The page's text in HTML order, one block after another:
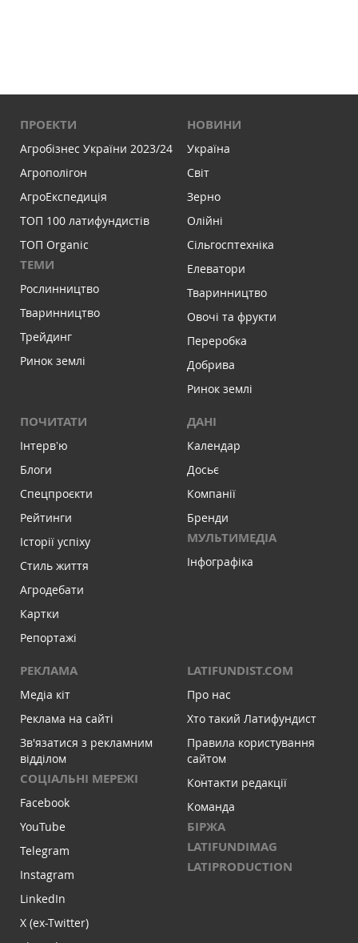
ПРОЕКТИ
Агробізнес України 2023/24
Агрополігон
АгроЕкспедиція
ТОП 100 латифундистів
ТОП Organic
ТЕМИ
Рослинництво
Тваринництво
Трейдинг
Ринок землі
НОВИНИ
Україна
Світ
Зерно
Олійні
Сільгосптехніка
Елеватори
Тваринництво
Овочі та фрукти
Переробка
Добрива
Ринок землі
ПОЧИТАТИ
Інтервʼю
Блоги
Спецпроєкти
Рейтинги
Історії успіху
Стиль життя
Агродебати
Картки
Репортажі
ДАНІ
Календар
Досьє
Компанії
Бренди
МУЛЬТИМЕДІА
Інфографіка
РЕКЛАМА
Медіа кіт
Реклама на сайті
Зв'язатися з рекламним
відділом
СОЦІАЛЬНІ МЕРЕЖІ
Facebook
YouTube
Telegram
Instagram
LinkedIn
X (ex-Twitter)
LATIFUNDIST.COM
Про нас
Хто такий Латифундист
Правила користування
сайтом
Контакти редакції
Команда
БІРЖА
LATIFUNDIMAG
LATIPRODUCTION